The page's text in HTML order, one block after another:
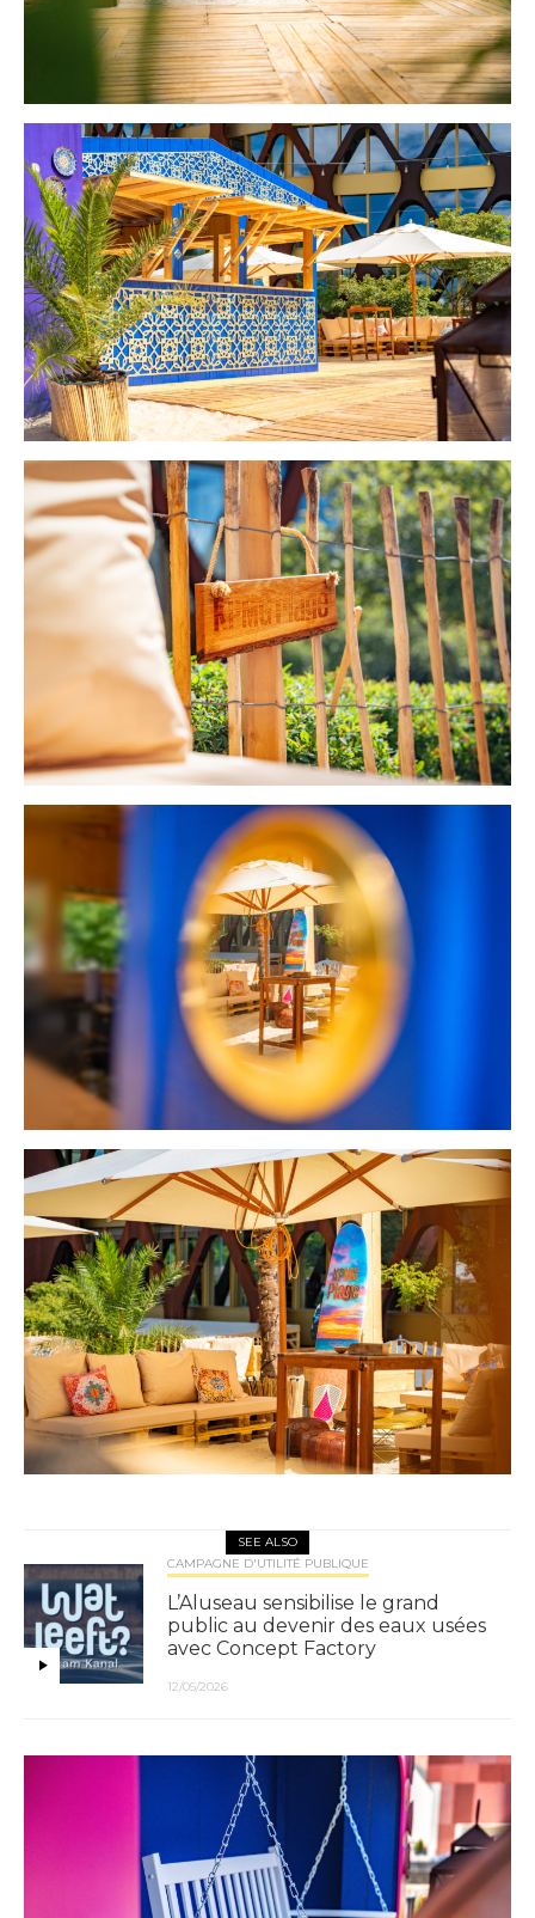
SEE ALSO
CAMPAGNE D'UTILITÉ PUBLIQUE
L’Aluseau sensibilise le grand
public au devenir des eaux usées
avec Concept Factory
12/05/2026